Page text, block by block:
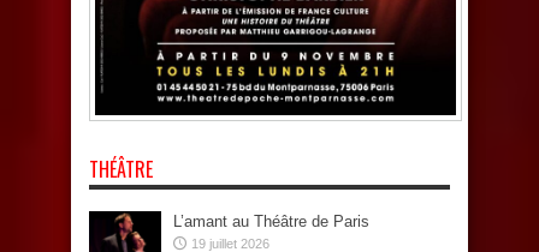
THÉÂTRE
L’amant au Théâtre de Paris
19 juillet 2026